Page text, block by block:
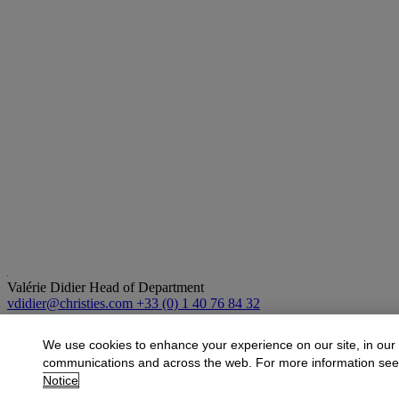
Valérie DidierHead of Department
vdidier@christies.com +33 (0) 1 40 76 84 32
More from20/21 CENTURY ART - Day
View All
We use cookies to enhance your experience on our site, in our
communications and across the web. For more information
Notice